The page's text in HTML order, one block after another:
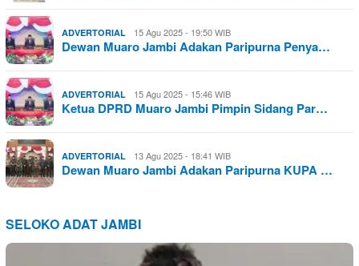
ADVERTORIAL 15 Agu 2025 - 19:50 WIB
Dewan Muaro Jambi Adakan Paripurna Penya…
ADVERTORIAL 15 Agu 2025 - 15:46 WIB
Ketua DPRD Muaro Jambi Pimpin Sidang Par…
ADVERTORIAL 13 Agu 2025 - 18:41 WIB
Dewan Muaro Jambi Adakan Paripurna KUPA …
SELOKO ADAT JAMBI